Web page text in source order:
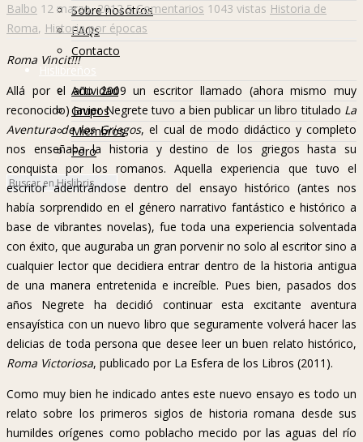
Sobre nosotros
FAQs
Contacto
Hislibreños
Actividad
Grupos
Miembros
Foro
Balbo 12 marzo, 2012 5 Comentarios 1043 vistas Historia de
Roma, Historia por épocas
Roma Vincit!!!
Allá por el año 2009 un escritor llamado (ahora mismo muy
reconocido) Javier Negrete tuvo a bien publicar un libro titulado La
Aventura de los Griegos, el cual de modo didáctico y completo
nos enseñaba la historia y destino de los griegos hasta su
conquista por los romanos. Aquella experiencia que tuvo el
escritor adentrándose dentro del ensayo histórico (antes nos
había sorprendido en el género narrativo fantástico e histórico a
base de vibrantes novelas), fue toda una experiencia solventada
con éxito, que auguraba un gran porvenir no solo al escritor sino a
cualquier lector que decidiera entrar dentro de la historia antigua
de una manera entretenida e increíble. Pues bien, pasados dos
años Negrete ha decidió continuar esta excitante aventura
ensayística con un nuevo libro que seguramente volverá hacer las
delicias de toda persona que desee leer un buen relato histórico,
Roma Victoriosa, publicado por La Esfera de los Libros (2011).
Como muy bien he indicado antes este nuevo ensayo es todo un
relato sobre los primeros siglos de historia romana desde sus
humildes orígenes como poblacho mecido por las aguas del río